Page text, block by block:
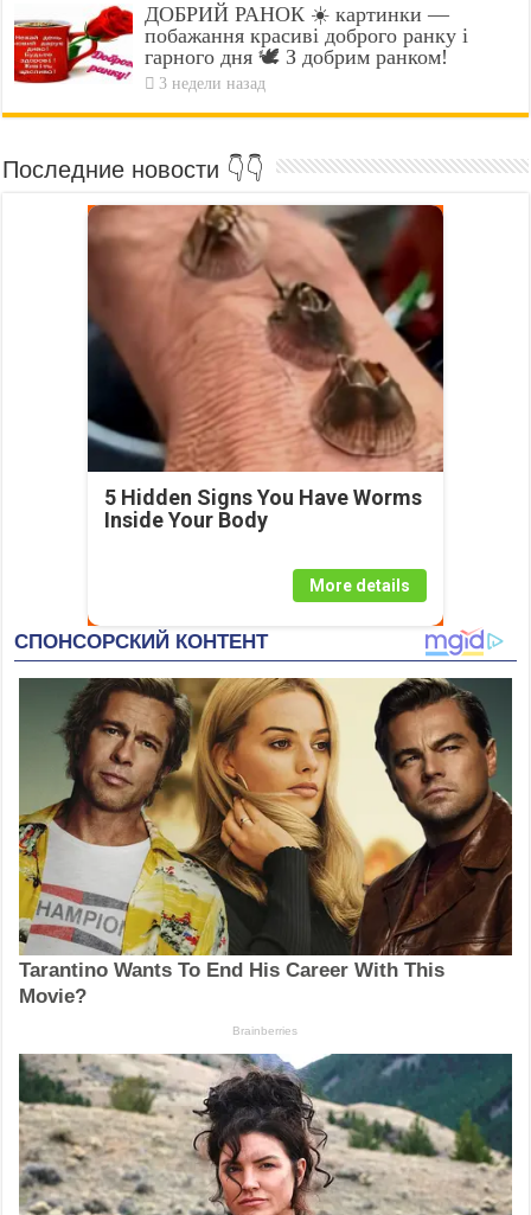
ДОБРИЙ РАНОК ☀️ картинки —
побажання красиві доброго ранку і
гарного дня 🕊️ З добрим ранком!
3 недели назад
Последние новости 👇👇
5 Hidden Signs You Have Worms
Inside Your Body
More details